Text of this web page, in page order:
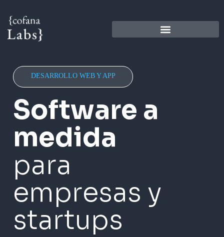
DESARROLLO WEB Y APP
Software a
medida
para
empresas y
startups